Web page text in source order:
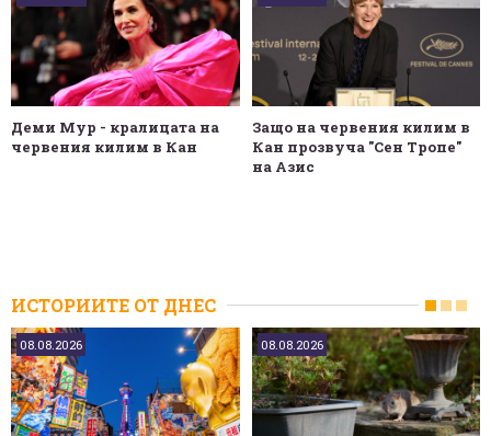
Деми Мур - кралицата на
червения килим в Кан
Защо на червения килим в
Кан прозвуча "Сен Tропе"
на Азис
ИСТОРИИТЕ ОТ ДНЕС
08.08.2026 08.08.2026